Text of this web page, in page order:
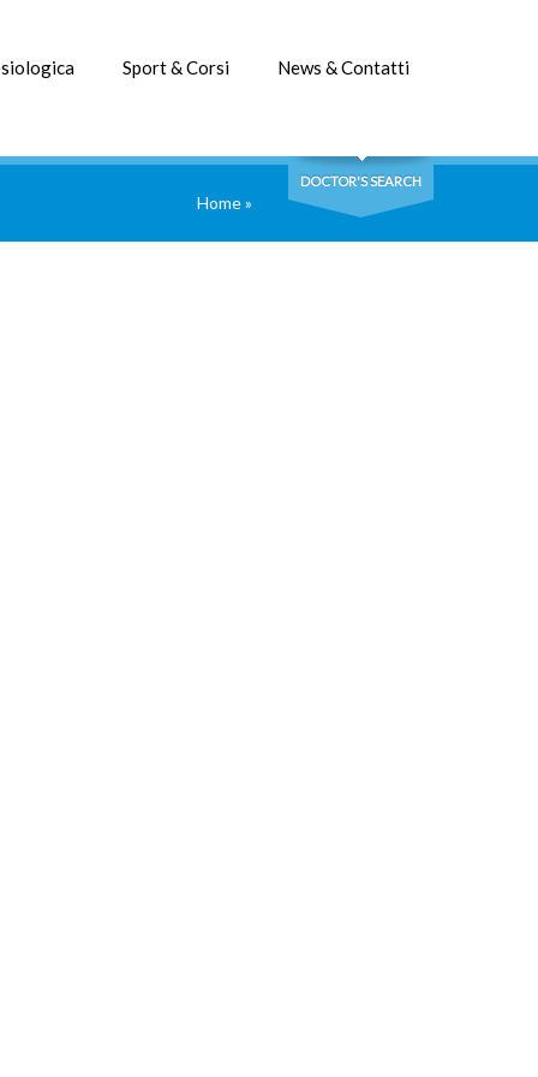
Sport & Corsi News & Contatti
DOCTOR'S SEARCH
Home»